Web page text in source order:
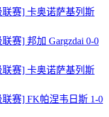
联赛] 卡奥诺萨基列斯
赛] 邦加 Gargzdai 0-0
联赛] 卡奥诺萨基列斯
联赛] FK帕涅韦日斯 1-0